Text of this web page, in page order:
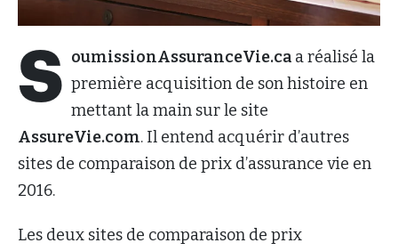
S oumissionAssuranceVie.ca a réalisé la
première acquisition de son histoire en
mettant la main sur le site
AssureVie.com. Il entend acquérir d’autres
sites de comparaison de prix d’assurance vie en
2016.
Les deux sites de comparaison de prix